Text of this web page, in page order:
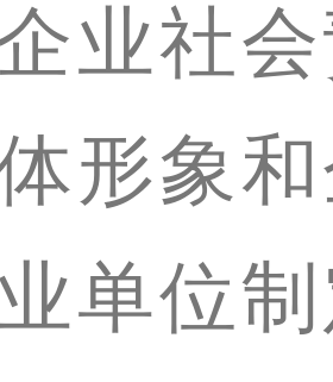
业社
形象
单位